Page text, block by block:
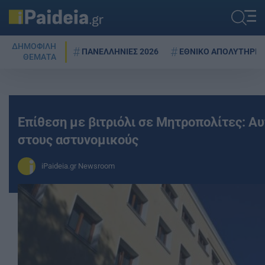
ΔΗΜΟΦΙΛΗ
ΘΕΜΑΤΑ
ΠΑΝΕΛΛΗΝΙΕΣ 2026 ΕΘΝΙΚΟ ΑΠΟΛΥΤΗΡΙΟ
Επίθεση με βιτριόλι σε Μητροπολίτες:
στους αστυνομικούς
iPaideia.gr Newsroom